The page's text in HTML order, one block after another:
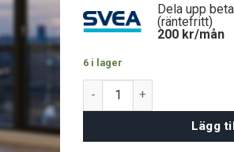
Dela upp
(räntefritt)
200 kr/mån
6 i lager
Jasper Taklampa mängd
Lägg